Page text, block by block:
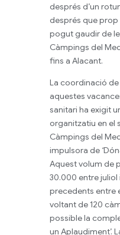
després d’un
després que
pogut gaudir de
Càmpings del
fins a Alacant.
La coordinació de
aquestes
sanitari ha exigit
organitzatiu en el
Càmpings del
impulsora de
Aquest volum de
30.000 entre
precedents entre
voltant de 120
possible la
un Aplaudiment’.